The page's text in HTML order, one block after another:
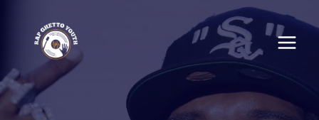
content